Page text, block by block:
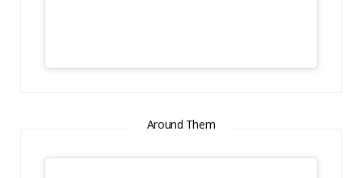
Around Them